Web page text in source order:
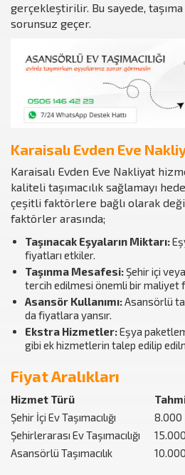
gerçekleştirilir. Bu sayede,
sorunsuz geçer.
Karaisalı Evden Eve
Karaisalı Evden Eve Nakliyat
kaliteli taşımacılık sağlamayı
çeşitli faktörlere bağlı olarak
faktörler arasında;
Taşınacak Eşyaların Miktarı:
fiyatları etkiler.
Taşınma Mesafesi:Şehir içi
tercih edilmesi önemli bir maliyet
Asansör Kullanımı:Asansörlü
da fiyatlara yansır.
Ekstra Hizmetler:Eşya
gibi ek hizmetlerin talep edilip
Fiyat Aralıkları
Hizmet Türü
Şehir İçi Ev Taşımacılığı
8.000
Şehirlerarası Ev Taşımacılığı
Asansörlü Taşımacılık